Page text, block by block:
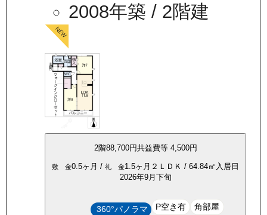
2008年築 / 2階建
2階88,700円共益費等 4,500円
敷 金0.5ヶ月 / 礼 金1.5ヶ月 ２ＬＤＫ / 64.84㎡ 入居日
2026年9月下旬
360°パノラマ P空き有 角部屋